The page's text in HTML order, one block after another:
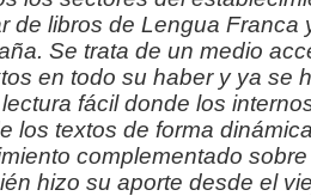
de libros de Lengua Franca
Se trata de un medio
en todo su haber y ya se
fácil donde los
los textos de forma
complementado
hizo su aporte desde el